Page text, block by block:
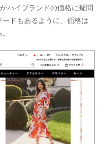
ハイブランドの価格に疑問
ドもあるように、価格は